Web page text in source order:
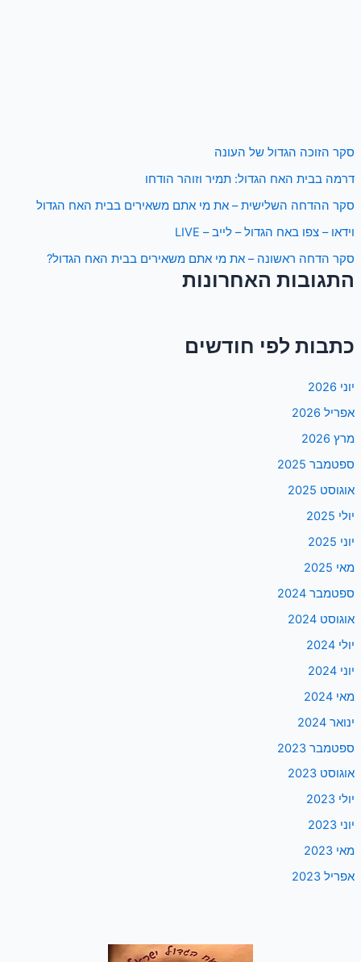
סקר הזוכה הגדול של העונה
דרמה בבית האח הגדול: תמיר וזוהר הודחו
סקר ההדחה השלישית – את מי אתם משאירים בבית האח הגדול
וידאו – צפו באח הגדול – לייב – LIVE
סקר הדחה ראשונה – את מי אתם משאירים בבית האח הגדול?
התגובות האחרונות
כתבות לפי חודשים
יוני 2026
אפריל 2026
מרץ 2026
ספטמבר 2025
אוגוסט 2025
יולי 2025
יוני 2025
מאי 2025
ספטמבר 2024
אוגוסט 2024
יולי 2024
יוני 2024
מאי 2024
ינואר 2024
ספטמבר 2023
אוגוסט 2023
יולי 2023
יוני 2023
מאי 2023
אפריל 2023